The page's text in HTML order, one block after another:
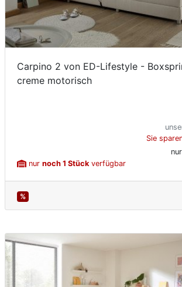
Carpino 2 von ED-Lifestyle -
creme motorisch
Sie
nur
nur noch 1 Stückverfügbar
%